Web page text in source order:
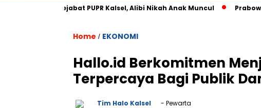
Rumah Pejabat PUPR Kalsel, Alibi Nikah Anak Muncul Prabowo
Home / EKONOMI
Hallo.id Berkomitmen
Terpercaya Bagi Publik
Tim Halo Kalsel
- Pewarta